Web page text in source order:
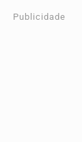
Publicidade